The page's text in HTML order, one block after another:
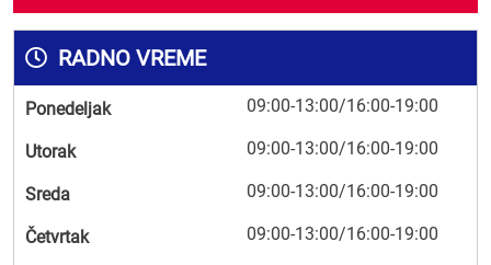
RADNO VREME
Ponedeljak 09:00-13:00/16:00-19:00
Utorak 09:00-13:00/16:00-19:00
Sreda 09:00-13:00/16:00-19:00
Četvrtak 09:00-13:00/16:00-19:00